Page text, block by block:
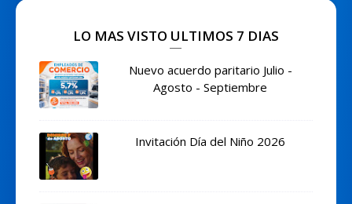
LO MAS VISTO ULTIMOS 7 DIAS
Nuevo acuerdo paritario Julio -
Agosto - Septiembre
Invitación Día del Niño 2026